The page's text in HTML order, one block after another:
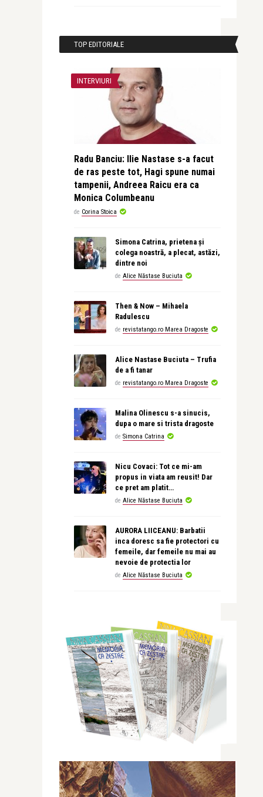
TOP EDITORIALE
INTERVIURI
Radu Banciu: Ilie Nastase s-a facut
de ras peste tot, Hagi spune numai
tampenii, Andreea Raicu era ca
Monica Columbeanu
de Corina Stoica
Simona Catrina, prietena și
colega noastră, a plecat, astăzi,
dintre noi
de Alice Năstase Buciuta
Then & Now – Mihaela
Radulescu
de revistatango.ro Marea Dragoste
Alice Nastase Buciuta – Trufia
de a fi tanar
de revistatango.ro Marea Dragoste
Malina Olinescu s-a sinucis,
dupa o mare si trista dragoste
de Simona Catrina
Nicu Covaci: Tot ce mi-am
propus in viata am reusit! Dar
ce pret am platit…
de Alice Năstase Buciuta
AURORA LIICEANU: Barbatii
inca doresc sa fie protectori cu
femeile, dar femeile nu mai au
nevoie de protectia lor
de Alice Năstase Buciuta